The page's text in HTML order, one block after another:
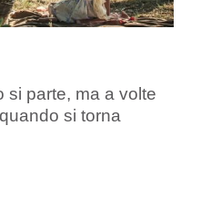
si parte, ma a volte
si torna